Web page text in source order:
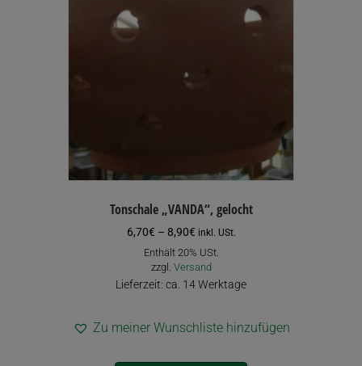
Optionen
können
Tonschale „VANDA“, gelocht
6,70€ – 8,90€Preisspanne:
6,70€
8,90€
inkl. USt.
Enthält 20% USt.
zzgl. Versand
Lieferzeit: ca. 14 Werktage
Zu meiner Wunschliste hinzufügen